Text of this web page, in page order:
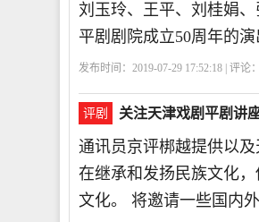
刘玉玲、王平、刘桂娟
平剧剧院成立50周年的
发布时间：2019-07-29 17:52:18 | 评论：
评剧 关注天津戏剧平剧讲
通讯员京评梆越提供以
在继承和发扬民族文化
文化。 将邀请一些国内